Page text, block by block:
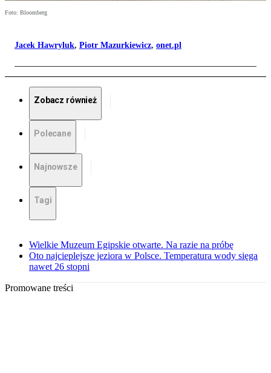
Foto: Bloomberg
Jacek Hawryluk, Piotr Mazurkiewicz, onet.pl
Zobacz również
Polecane
Najnowsze
Tagi
Wielkie Muzeum Egipskie otwarte. Na razie na próbę
Oto najcieplejsze jeziora w Polsce. Temperatura wody sięga
nawet 26 stopni
Promowane treści